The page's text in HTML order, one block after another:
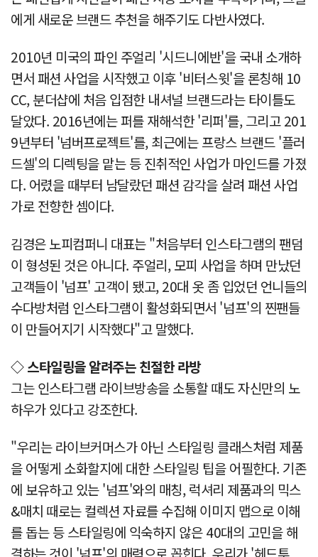
에게 새로운 브랜드 추천을 해주기도 다반사였다.
2010년 미국의 파인 주얼리 '시드니에반'을 국내 소개하
면서 패션 사업을 시작했고 이후 '비터스윗'을 론칭해 10
CC, 분더샵에 처음 입점한 내셔널 브랜드라는 타이틀도
달았다. 2016년에는 퍼를 재해석한 '리퍼'를, 그리고 201
9년부터 '넘버프로젝트'를, 최근에는 프랑스 브랜드 '플러
드셀'의 디렉팅을 맡는 등 진취적인 사업가 마인드를 가졌
다. 어렸을 때부터 남달랐던 패션 감각을 살려 패션 사업
가로 전향한 셈이다.
김경은 노피컴퍼니 대표는 "처음부터 인스타그램의 팬덤
이 형성된 것은 아니다. 주얼리, 모피 사업을 하며 만났던
고객들이 '넘프' 고객이 됐고, 20대 옷 좀 입었던 언니들의
수다방처럼 인스타그램이 활성화되면서 '넘프'의 찐팬들
이 만들어지기 시작했다"고 말했다.
◇ 스타일링을 알려주는 친절한 라방
그는 인스타그램 라이브방송을 소통할 때도 자신만의 노
하우가 있다고 강조한다.
"우리는 라이브커머스가 아닌 스타일링 클래스처럼 제품
을 어떻게 소화할지에 대한 스타일링 팁을 어필한다. 기존
에 보유하고 있는 '넘프'와의 매칭, 럭셔리 제품과의 믹스
&매치 때로는 컬렉션 자료를 수집해 이미지 맵으로 이해
를 돕는 등 스타일링에 익숙하지 않은 40대의 고민을 해